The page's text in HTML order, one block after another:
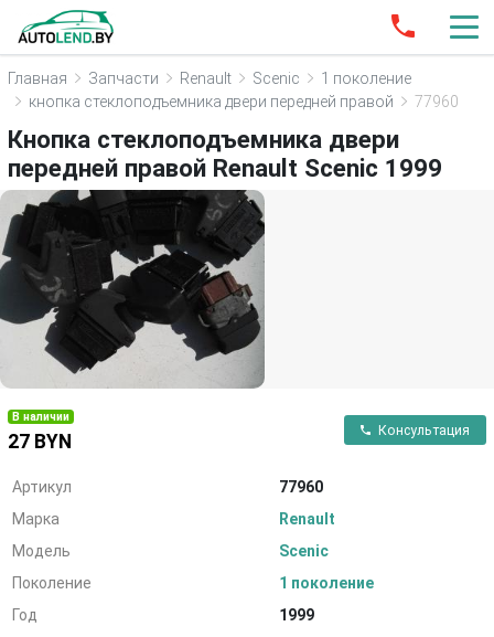
Главная Запчасти Renault Scenic
1 поколение
кнопка стеклоподъемника двери передней правой
77960
Кнопка стеклоподъемника двери
передней правой Renault Scenic 1999
В наличии
27 BYN
Консультация
Артикул
77960
Марка
Renault
Модель
Scenic
Поколение
1 поколение
Год
1999